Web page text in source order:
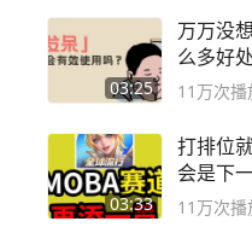
03:25
万万没
么多好
11万次播
03:33
打排位
会是下
决胜巅
11万次播